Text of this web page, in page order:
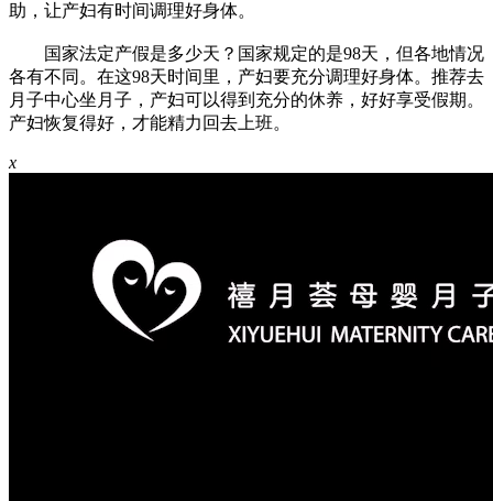
助，让产妇有时间调理好身体。
国家法定产假是多少天？国家规定的是98天，但各地情况
各有不同。在这98天时间里，产妇要充分调理好身体。推荐去
月子中心坐月子，产妇可以得到充分的休养，好好享受假期。
产妇恢复得好，才能精力回去上班。
x